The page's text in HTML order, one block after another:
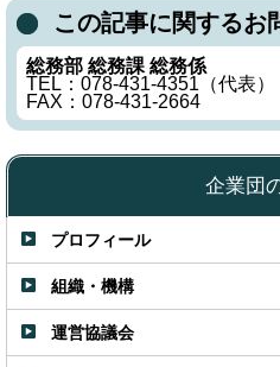
この記事に関するお
総務部 総務課 総務係
TEL：078-431-4351（代表）
FAX：078-431-2664
企業団
プロフィール
組織・機構
運営協議会